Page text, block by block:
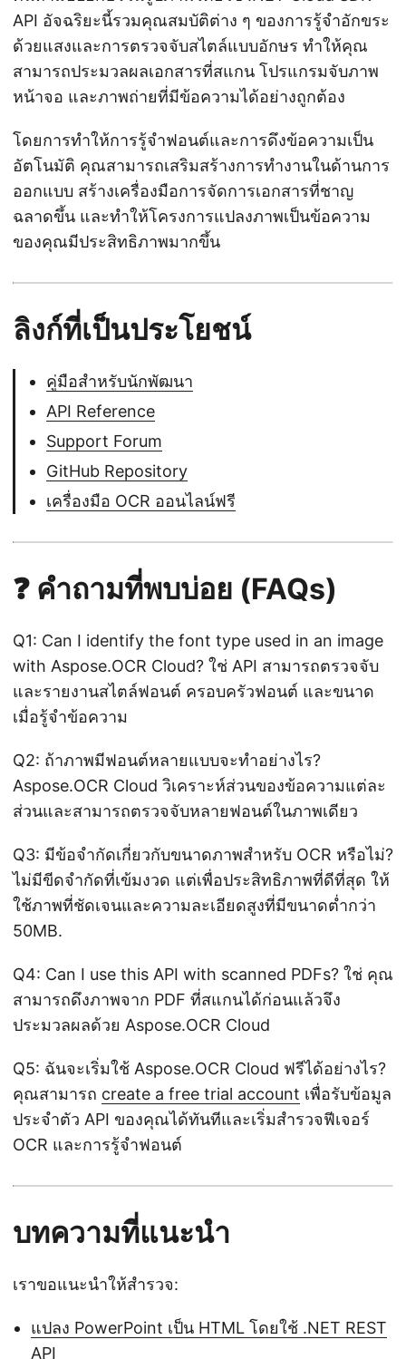
API อัจฉริยะนี้รวมคุณสมบัติต่าง ๆ ของการรู้จำอักขระ
ด้วยแสงและการตรวจจับสไตล์แบบอักษร ทำให้คุณ
สามารถประมวลผลเอกสารที่สแกน โปรแกรมจับภาพ
หน้าจอ และภาพถ่ายที่มีข้อความได้อย่างถูกต้อง
โดยการทำให้การรู้จำฟอนต์และการดึงข้อความเป็น
อัตโนมัติ คุณสามารถเสริมสร้างการทำงานในด้านการ
ออกแบบ สร้างเครื่องมือการจัดการเอกสารที่ชาญ
ฉลาดขึ้น และทำให้โครงการแปลงภาพเป็นข้อความ
ของคุณมีประสิทธิภาพมากขึ้น
ลิงก์ที่เป็นประโยชน์
คู่มือสำหรับนักพัฒนา
API Reference
Support Forum
GitHub Repository
เครื่องมือ OCR ออนไลน์ฟรี
❓ คำถามที่พบบ่อย (FAQs)
Q1: Can I identify the font type used in an image
with Aspose.OCR Cloud? ใช่ API สามารถตรวจจับ
และรายงานสไตล์ฟอนต์ ครอบครัวฟอนต์ และขนาด
เมื่อรู้จำข้อความ
Q2: ถ้าภาพมีฟอนต์หลายแบบจะทำอย่างไร?
Aspose.OCR Cloud วิเคราะห์ส่วนของข้อความแต่ละ
ส่วนและสามารถตรวจจับหลายฟอนต์ในภาพเดียว
Q3: มีข้อจำกัดเกี่ยวกับขนาดภาพสำหรับ OCR หรือไม่?
ไม่มีขีดจำกัดที่เข้มงวด แต่เพื่อประสิทธิภาพที่ดีที่สุด ให้
ใช้ภาพที่ชัดเจนและความละเอียดสูงที่มีขนาดต่ำกว่า
50MB.
Q4: Can I use this API with scanned PDFs? ใช่ คุณ
สามารถดึงภาพจาก PDF ที่สแกนได้ก่อนแล้วจึง
ประมวลผลด้วย Aspose.OCR Cloud
Q5: ฉันจะเริ่มใช้ Aspose.OCR Cloud ฟรีได้อย่างไร?
คุณสามารถ create a free trial account เพื่อรับข้อมูล
ประจำตัว API ของคุณได้ทันทีและเริ่มสำรวจฟีเจอร์
OCR และการรู้จำฟอนต์
บทความที่แนะนำ
เราขอแนะนำให้สำรวจ:
แปลง PowerPoint เป็น HTML โดยใช้ .NET REST
API